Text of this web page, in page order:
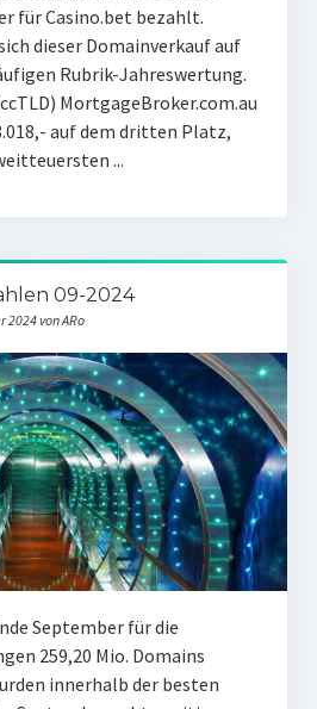
für Casino.bet bezahlt.
dieser Domainverkauf auf
Rubrik-Jahreswertung.
MortgageBroker.com.au
auf dem dritten Platz,
...
09-2024
2024 von ARo
September für die
259,20 Mio. Domains
innerhalb der besten